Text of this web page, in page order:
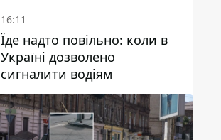
16:11
Їде надто повільно: коли в
Україні дозволено
сигналити водіям